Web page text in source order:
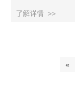
了解详情 >>
«